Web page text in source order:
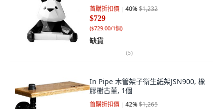
首購折扣價 40%$1,232
$729
($729.00/1個)
缺貨
(5)
In Pipe 木管架子衛生紙架JSN900, 橡
膠樹古董, 1個
首購折扣價 42%$1,265